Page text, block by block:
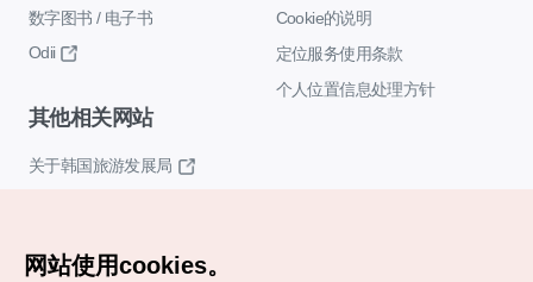
数字图书 / 电子书
Odii
Cookie的说明
定位服务使用条款
个人位置信息处理方针
其他相关网站
关于韩国旅游发展局
网站使用cookies。